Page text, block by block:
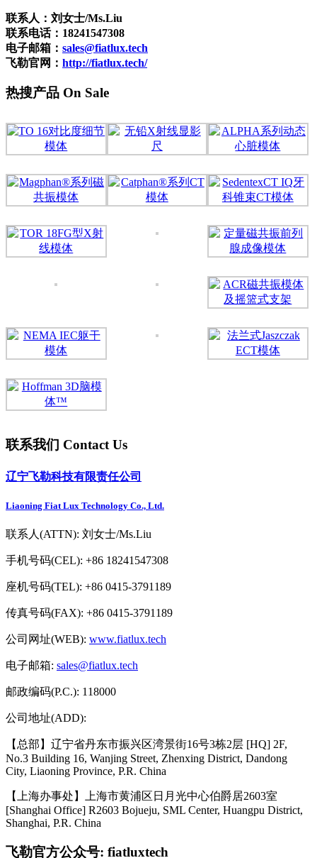
联系人： 刘女士/Ms.Liu
联系电话：18241547308
电子邮箱： sales@fiatlux.tech
飞勒官网： http://fiatlux.tech/
热搜产品 On Sale
联系我们 Contact Us
辽宁飞勒科技有限责任公司
Liaoning Fiat Lux Technology Co., Ltd.
联系人(ATTN): 刘女士/Ms.Liu
手机号码(CEL): +86 18241547308
座机号码(TEL): +86 0415-3791189
传真号码(FAX): +86 0415-3791189
公司网址(WEB): www.fiatlux.tech
电子邮箱: sales@fiatlux.tech
邮政编码(P.C.): 118000
公司地址(ADD):
【总部】辽宁省丹东市振兴区湾景街16号3栋2层 [HQ] 2F,
No.3 Building 16, Wanjing Street, Zhenxing District, Dandong
City, Liaoning Province, P.R. China
【上海办事处】上海市黄浦区日月光中心伯爵居2603室
[Shanghai Office] R2603 Bojueju, SML Center, Huangpu District,
Shanghai, P.R. China
飞勒官方公众号: fiatluxtech